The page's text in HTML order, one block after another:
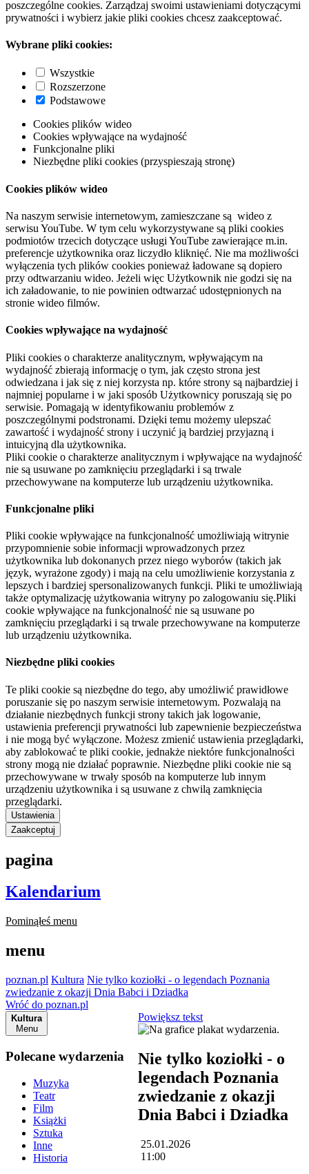
poszczególne cookies. Zarządzaj swoimi ustawieniami dotyczącymi
prywatności i wybierz jakie pliki cookies chcesz zaakceptować.
Wybrane pliki cookies:
Wszystkie
Rozszerzone
Podstawowe
Cookies plików wideo
Cookies wpływające na wydajność
Funkcjonalne pliki
Niezbędne pliki cookies (przyspieszają stronę)
Cookies plików wideo
Na naszym serwisie internetowym, zamieszczane są wideo z
serwisu YouTube. W tym celu wykorzystywane są pliki cookies
podmiotów trzecich dotyczące usługi YouTube zawierające m.in.
preferencje użytkownika oraz liczydło kliknięć. Nie ma możliwości
wyłączenia tych plików cookies ponieważ ładowane są dopiero
przy odtwarzaniu wideo. Jeżeli więc Użytkownik nie godzi się na
ich załadowanie, to nie powinien odtwarzać udostępnionych na
stronie wideo filmów.
Cookies wpływające na wydajność
Pliki cookies o charakterze analitycznym, wpływającym na
wydajność zbierają informację o tym, jak często strona jest
odwiedzana i jak się z niej korzysta np. które strony są najbardziej i
najmniej popularne i w jaki sposób Użytkownicy poruszają się po
serwisie. Pomagają w identyfikowaniu problemów z
poszczególnymi podstronami. Dzięki temu możemy ulepszać
zawartość i wydajność strony i uczynić ją bardziej przyjazną i
intuicyjną dla użytkownika.
Pliki cookie o charakterze analitycznym i wpływające na wydajność
nie są usuwane po zamknięciu przeglądarki i są trwale
przechowywane na komputerze lub urządzeniu użytkownika.
Funkcjonalne pliki
Pliki cookie wpływające na funkcjonalność umożliwiają witrynie
przypomnienie sobie informacji wprowadzonych przez
użytkownika lub dokonanych przez niego wyborów (takich jak
język, wyrażone zgody) i mają na celu umożliwienie korzystania z
lepszych i bardziej spersonalizowanych funkcji. Pliki te umożliwiają
także optymalizację użytkowania witryny po zalogowaniu się.Pliki
cookie wpływające na funkcjonalność nie są usuwane po
zamknięciu przeglądarki i są trwale przechowywane na komputerze
lub urządzeniu użytkownika.
Niezbędne pliki cookies
Te pliki cookie są niezbędne do tego, aby umożliwić prawidłowe
poruszanie się po naszym serwisie internetowym. Pozwalają na
działanie niezbędnych funkcji strony takich jak logowanie,
ustawienia preferencji prywatności lub zapewnienie bezpieczeństwa
i nie mogą być wyłączone. Możesz zmienić ustawienia przeglądarki,
aby zablokować te pliki cookie, jednakże niektóre funkcjonalności
strony mogą nie działać poprawnie. Niezbędne pliki cookie nie są
przechowywane w trwały sposób na komputerze lub innym
urządzeniu użytkownika i są usuwane z chwilą zamknięcia
przeglądarki.
Ustawienia
Zaakceptuj
pagina
Kalendarium
Pominąłeś menu
menu
poznan.pl Kultura Nie tylko koziołki - o legendach Poznania
zwiedzanie z okazji Dnia Babci i Dziadka
Wróć do poznan.pl
Kultura
Menu
Polecane wydarzenia
Muzyka
Teatr
Film
Książki
Sztuka
Inne
Historia
Powiększ tekst
Nie tylko koziołki - o
legendach Poznania
zwiedzanie z okazji
Dnia Babci i Dziadka
25.01.2026
11:00